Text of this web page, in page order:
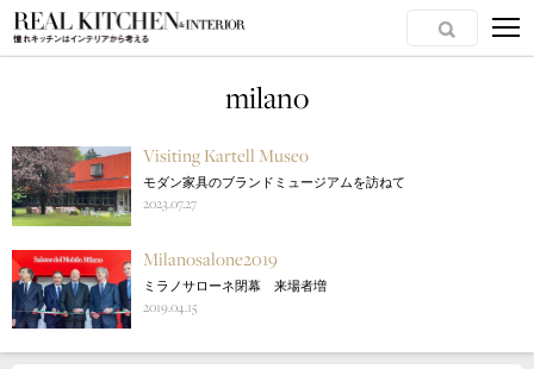
milano
Visiting Kartell Museo
モダン家具のブランドミュージアムを訪ねて
2023.07.27
Milanosalone2019
ミラノサローネ閉幕 来場者増
2019.04.15